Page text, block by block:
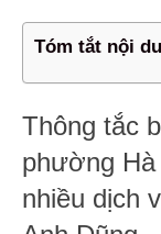
Tóm tắt nội
Thông tắc
phường
nhiều dịch